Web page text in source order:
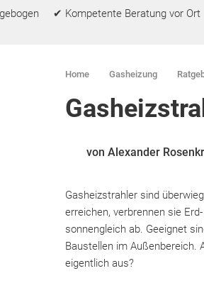
✔ Kompetente Beratung vor Ort
Home Gasheizung
von Alexander
Gasheizstrahler sind
erreichen, verbrennen sie
sonnengleich ab. Geeignet
Baustellen im Außenbereich.
eigentlich aus?